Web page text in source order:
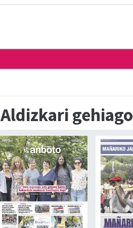
Aldizkari gehiago